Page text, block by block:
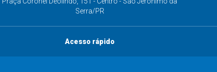
Serra/PR
Acesso rápido